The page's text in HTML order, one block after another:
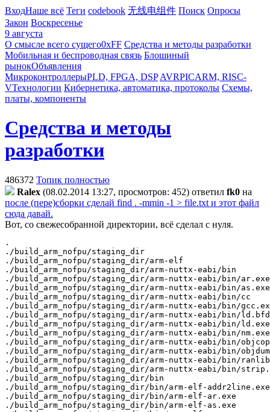
ВходНаше всё Теги codebook 无线电组件 Поиск Опросы
Закон Воскресенье
9 августа
О смысле всего сущего0xFF Средства и методы разработки
Мобильная и беспроводная связь Блошиный
рынокОбъявления
МикроконтроллерыPLD, FPGA, DSP AVRPICARM, RISC-
VТехнологии Кибернетика, автоматика, протоколы Схемы,
платы, компоненты
Средства и методы
разработки
486372 Топик полностью
Ralex (08.02.2014 13:27, просмотров: 452) ответил fk0 на
после (пере)сборки сделай find . -mmin -1 > file.txt и этот файл
сюда давай.
Вот, со свежесобранной директории, всё сделал с нуля.
.
./build_arm_nofpu/staging_dir
./build_arm_nofpu/staging_dir/arm-elf
./build_arm_nofpu/staging_dir/arm-nuttx-eabi/bin
./build_arm_nofpu/staging_dir/arm-nuttx-eabi/bin/ar.exe
./build_arm_nofpu/staging_dir/arm-nuttx-eabi/bin/as.exe
./build_arm_nofpu/staging_dir/arm-nuttx-eabi/bin/cc
./build_arm_nofpu/staging_dir/arm-nuttx-eabi/bin/
./build_arm_nofpu/staging_dir/arm-nuttx-eabi/bin/
./build_arm_nofpu/staging_dir/arm-nuttx-eabi/bin/ld.exe
./build_arm_nofpu/staging_dir/arm-nuttx-eabi/bin/nm.exe
./build_arm_nofpu/staging_dir/arm-nuttx-eabi/bin/
./build_arm_nofpu/staging_dir/arm-nuttx-eabi/bin/
./build_arm_nofpu/staging_dir/arm-nuttx-eabi/bin/
./build_arm_nofpu/staging_dir/arm-nuttx-eabi/bin/
./build_arm_nofpu/staging_dir/bin
./build_arm_nofpu/staging_dir/bin/arm-elf-addr2line.exe
./build_arm_nofpu/staging_dir/bin/arm-elf-ar.exe
./build_arm_nofpu/staging_dir/bin/arm-elf-as.exe